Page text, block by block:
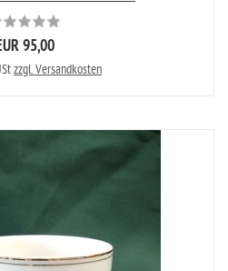
95,00
zzgl. Versandkosten